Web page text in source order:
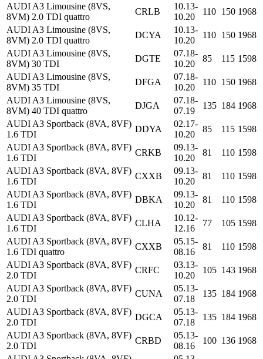
AUDI A3 Limousine (8VS,
8VM) 2.0 TDI quattro
CRLB
10.13-
10.20
110 150 1968
AUDI A3 Limousine (8VS,
8VM) 2.0 TDI quattro
DCYA
10.13-
10.20
110 150 1968
AUDI A3 Limousine (8VS,
8VM) 30 TDI
DGTE
07.18-
10.20
85 115 1598
AUDI A3 Limousine (8VS,
8VM) 35 TDI
DFGA
07.18-
10.20
110 150 1968
AUDI A3 Limousine (8VS,
8VM) 40 TDI quattro
DJGA
07.18-
07.19
135 184 1968
AUDI A3 Sportback (8VA, 8VF)
1.6 TDI
DDYA
02.17-
10.20
85 115 1598
AUDI A3 Sportback (8VA, 8VF)
1.6 TDI
CRKB
09.13-
10.20
81 110 1598
AUDI A3 Sportback (8VA, 8VF)
1.6 TDI
CXXB
09.13-
10.20
81 110 1598
AUDI A3 Sportback (8VA, 8VF)
1.6 TDI
DBKA
09.13-
10.20
81 110 1598
AUDI A3 Sportback (8VA, 8VF)
1.6 TDI
CLHA
10.12-
12.16
77 105 1598
AUDI A3 Sportback (8VA, 8VF)
1.6 TDI quattro
CXXB
05.15-
08.16
81 110 1598
AUDI A3 Sportback (8VA, 8VF)
2.0 TDI
CRFC
03.13-
10.20
105 143 1968
AUDI A3 Sportback (8VA, 8VF)
2.0 TDI
CUNA
05.13-
07.18
135 184 1968
AUDI A3 Sportback (8VA, 8VF)
2.0 TDI
DGCA
05.13-
07.18
135 184 1968
AUDI A3 Sportback (8VA, 8VF)
2.0 TDI
CRBD
05.13-
08.16
100 136 1968